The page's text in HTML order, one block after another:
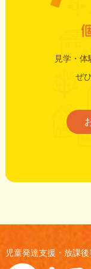
見学・体
ぜ
児童発達支援・放課